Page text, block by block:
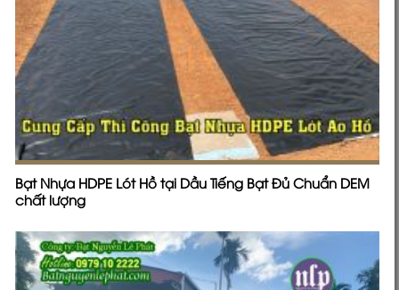
Bạt Nhựa HDPE Lót Hồ tại Dầu Tiếng Bạt Đủ Chuẩn DEM
chất lượng